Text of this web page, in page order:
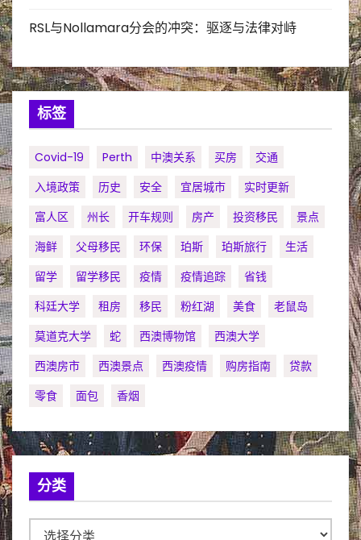
RSL与Nollamara分会的冲突：驱逐与法律对峙
标签
Covid-19 Perth 中澳关系 买房
交通
入境政策
历史 安全 宜居城市
实时更新
富人区
州长 开车规则 房产 投资移民
景点
海鲜
父母移民 环保 珀斯 珀斯旅行
生活
留学
留学移民 疫情 疫情追踪
省钱
科廷大学
租房 移民 粉红湖 美食
老鼠岛
莫道克大学
蛇 西澳博物馆
西澳大学
西澳房市
西澳景点 西澳疫情 购房指南
贷款
零食
面包 香烟
分类